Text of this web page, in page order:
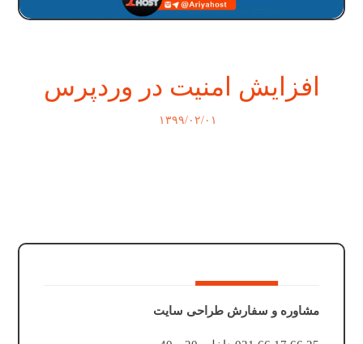
افزایش امنیت در وردپرس
۱۳۹۹/۰۲/۰۱
مشاوره و سفارش طراحی سایت